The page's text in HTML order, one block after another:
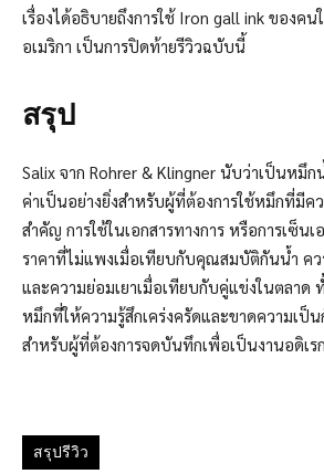
เรื่องได้อธิบายถึงการใช้ Iron gall ink ของคน
อเมริกา เป็นการปิดท้ายรีวิวฉบับนี้
สรุป
Salix จาก Rohrer & Klingner นับว่าเป็นหมึก
ค่าเป็นอย่างยิ่งสำหรับผู้ที่ต้องการใช้หมึกที่มีค
สำคัญ การใช้ในเอกสารทางการ หรือการเซ็น
ราคาที่ไม่แพงเมื่อเทียบกับคุณสมบัติกันนํ้า ค
และความย่อมเยาเมื่อเทียบกับคู่แข่งในตลาด
หมึกที่ให้ความรู้สึกเคร่งครัดและขาดความเป็น
สำหรับผู้ที่ต้องการจดบันทึกเพื่อเป็นงานอดิเรก
สรุปรีวิว